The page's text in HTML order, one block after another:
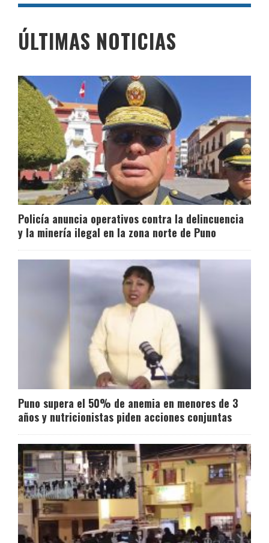
ÚLTIMAS NOTICIAS
Policía anuncia operativos contra la delincuencia
y la minería ilegal en la zona norte de Puno
Puno supera el 50% de anemia en menores de 3
años y nutricionistas piden acciones conjuntas